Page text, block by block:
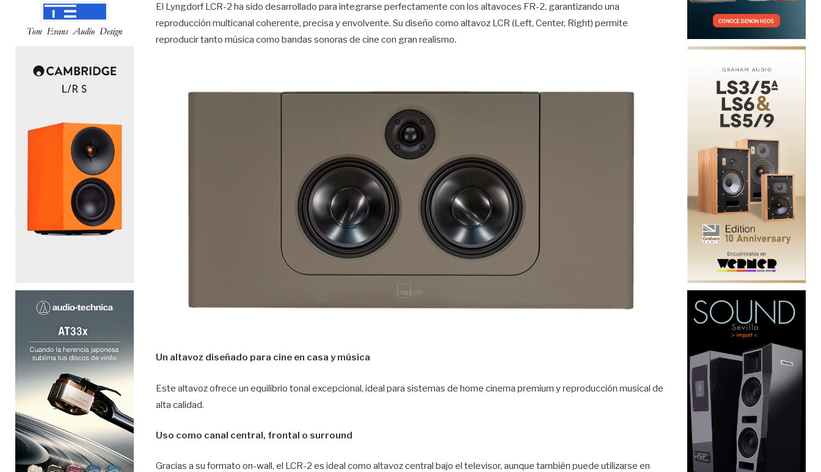
El Lyngdorf LCR-2 ha sido desarrollado para integrarse perfectamente con los altavoces FR-2, garantizando una
reproducción multicanal coherente, precisa y envolvente. Su diseño como altavoz LCR (Left, Center, Right) permite
reproducir tanto música como bandas sonoras de cine con gran realismo.
Un altavoz diseñado para cine en casa y música
Este altavoz ofrece un equilibrio tonal excepcional, ideal para sistemas de home cinema premium y reproducción musical de
alta calidad.
Uso como canal central, frontal o surround
Gracias a su formato on-wall, el LCR-2 es ideal como altavoz central bajo el televisor, aunque también puede utilizarse en